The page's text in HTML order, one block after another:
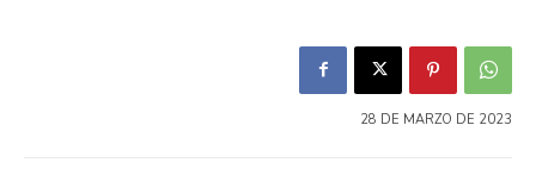
28 DE MARZO DE 2023